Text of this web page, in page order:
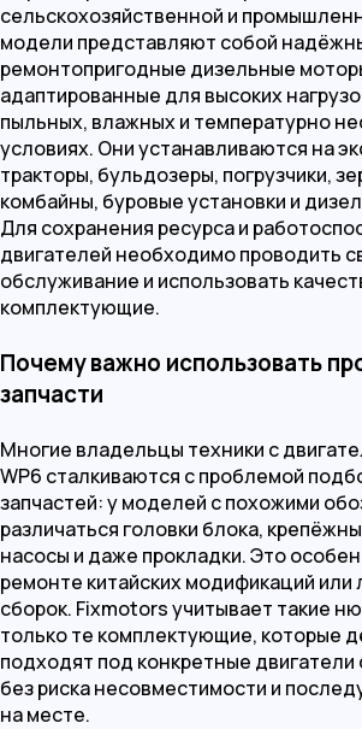
сельскохозяйственной и
модели представляют собой
ремонтопригодные дизельные
адаптированные для высоких
пыльных, влажных и температурно
условиях. Они устанавливаются на
тракторы, бульдозеры, погрузчики,
комбайны, буровые установки и
Для сохранения ресурса и
двигателей необходимо проводить
обслуживание и использовать
комплектующие.
Почему важно использовать
запчасти
Многие владельцы техники с
WP6 сталкиваются с проблемой
запчастей: у моделей с похожими
различаться головки блока,
насосы и даже прокладки. Это
ремонте китайских модификаций или
сборок. Fixmotors учитывает такие
только те комплектующие, которые
подходят под конкретные двигатели
без риска несовместимости и
на месте.